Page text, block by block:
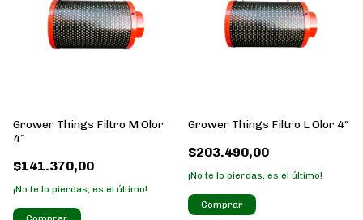
Grower Things Filtro M Olor
4″
$141.370,00
¡No te lo pierdas, es el último!
Grower Things Filtro L Olor 4″
$203.490,00
¡No te lo pierdas, es el último!